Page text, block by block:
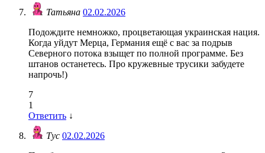
Татьяна 02.02.2026
Подождите немножко, процветающая украинская нация.
Когда уйдут Мерца, Германия ещё с вас за подрыв
Северного потока взыщет по полной программе. Без
штанов останетесь. Про кружевные трусики забудете
напрочь!)
7
1
Ответить ↓
Тус 02.02.2026